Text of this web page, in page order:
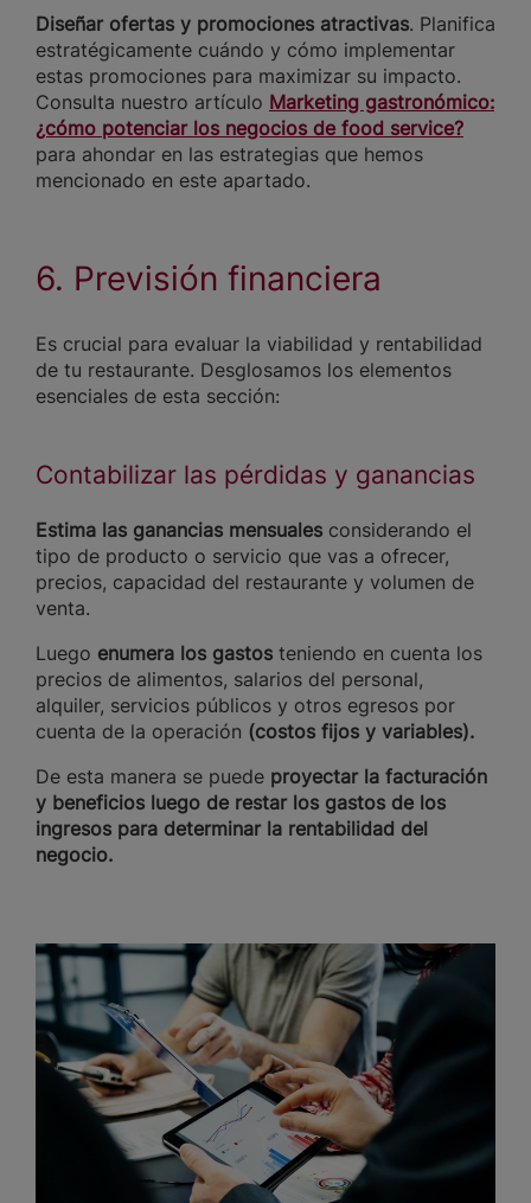
Diseñar ofertas y promociones atractivas. Planifica
estratégicamente cuándo y cómo implementar
estas promociones para maximizar su impacto.
Consulta nuestro artículo Marketing gastronómico:
¿cómo potenciar los negocios de food service?
para ahondar en las estrategias que hemos
mencionado en este apartado.
6. Previsión financiera
Es crucial para evaluar la viabilidad y rentabilidad
de tu restaurante. Desglosamos los elementos
esenciales de esta sección:
Contabilizar las pérdidas y ganancias
Estima las ganancias mensuales considerando el
tipo de producto o servicio que vas a ofrecer,
precios, capacidad del restaurante y volumen de
venta.
Luego enumera los gastos teniendo en cuenta los
precios de alimentos, salarios del personal,
alquiler, servicios públicos y otros egresos por
cuenta de la operación (costos fijos y variables).
De esta manera se puede proyectar la facturación
y beneficios luego de restar los gastos de los
ingresos para determinar la rentabilidad del
negocio.